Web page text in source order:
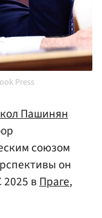
Press
Пашинян
союзом
он
2025 вПраге,